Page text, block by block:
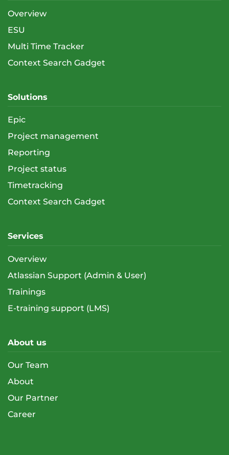
Overview
ESU
Multi Time Tracker
Context Search Gadget
Solutions
Epic
Project management
Reporting
Project status
Timetracking
Context Search Gadget
Services
Overview
Atlassian Support (Admin & User)
Trainings
E-training support (LMS)
About us
Our Team
About
Our Partner
Career